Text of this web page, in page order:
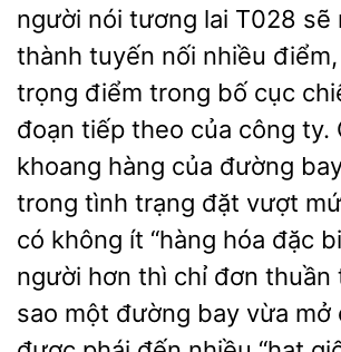
người nói tương lai T028 sẽ
thành tuyến nối nhiều
trọng điểm trong bố cục
đoạn tiếp theo của công ty.
khoang hàng của đường
trong tình trạng đặt vượt
có không ít “hàng hóa đặc
người hơn thì chỉ đơn thuần
sao một đường bay vừa mở